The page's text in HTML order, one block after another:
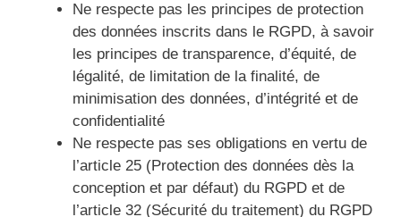
Ne respecte pas les principes de protection
des données inscrits dans le RGPD, à savoir
les principes de transparence, d’équité, de
légalité, de limitation de la finalité, de
minimisation des données, d’intégrité et de
confidentialité
Ne respecte pas ses obligations en vertu de
l’article 25 (Protection des données dès la
conception et par défaut) du RGPD et de
l’article 32 (Sécurité du traitement) du RGPD